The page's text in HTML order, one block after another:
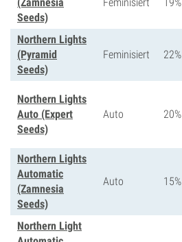
Seeds)
Northern Lights
(Pyramid
Seeds)
Feminisiert 22%
Northern Lights
Auto (Expert
Seeds)
Auto 20%
Northern Lights
Automatic
(Zamnesia
Seeds)
Auto 15%
Northern Light